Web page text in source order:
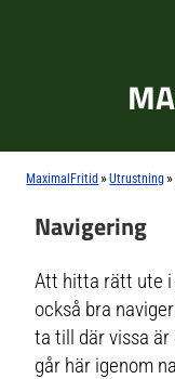
MaximalFritid »Utrustning »
Navigering
Att hitta rätt ute i
också bra
ta till där vissa är
går här igenom